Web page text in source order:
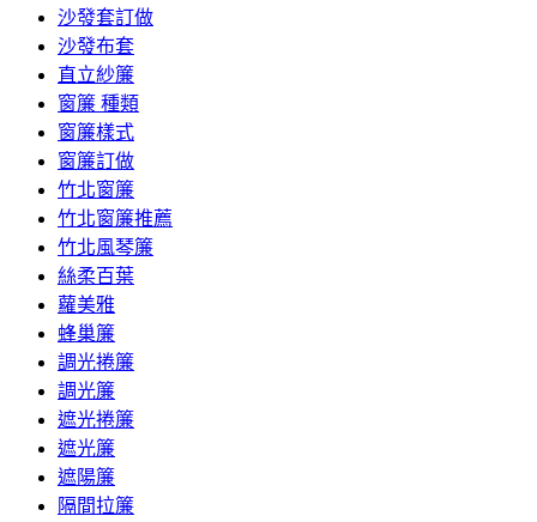
沙發套訂做
沙發布套
直立紗簾
窗簾 種類
窗簾樣式
窗簾訂做
竹北窗簾
竹北窗簾推薦
竹北風琴簾
絲柔百葉
蘿美雅
蜂巢簾
調光捲簾
調光簾
遮光捲簾
遮光簾
遮陽簾
隔間拉簾